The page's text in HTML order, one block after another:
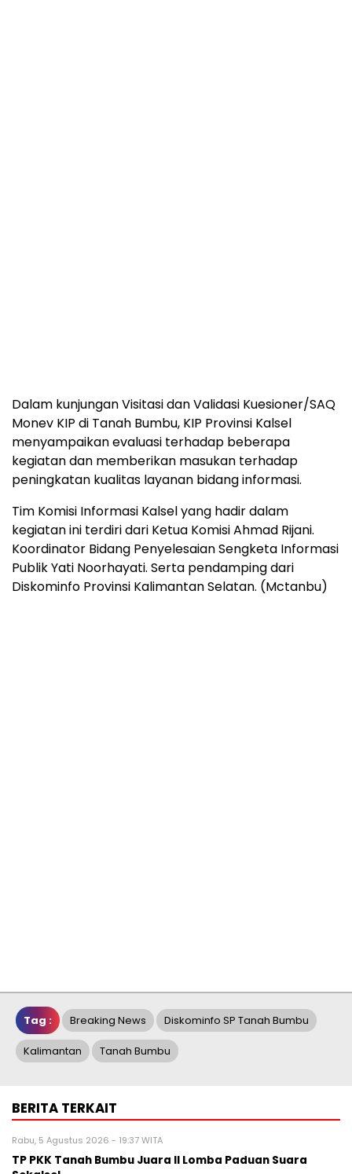
Dalam kunjungan Visitasi dan Validasi Kuesioner/SAQ
Monev KIP di Tanah Bumbu, KIP Provinsi Kalsel
menyampaikan evaluasi terhadap beberapa
kegiatan dan memberikan masukan terhadap
peningkatan kualitas layanan bidang informasi.
Tim Komisi Informasi Kalsel yang hadir dalam
kegiatan ini terdiri dari Ketua Komisi Ahmad Rijani.
Koordinator Bidang Penyelesaian Sengketa Informasi
Publik Yati Noorhayati. Serta pendamping dari
Diskominfo Provinsi Kalimantan Selatan. (Mctanbu)
Tag : Breaking News Diskominfo SP Tanah Bumbu
Kalimantan Tanah Bumbu
BERITA TERKAIT
Rabu, 5 Agustus 2026 - 19:37 WITA
TP PKK Tanah Bumbu Juara II Lomba Paduan Suara